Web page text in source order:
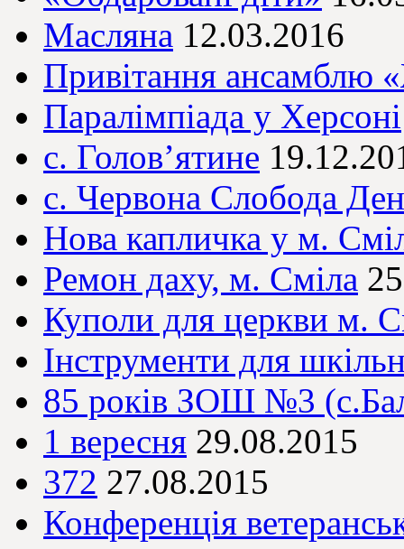
Масляна 12.03.2016
Привітання ансамблю
Паралімпіада у Херсоні
с. Голов’ятине
с. Червона Слобода
Нова капличка у м.
Ремон даху, м. Сміла
Куполи для церкви м.
Інструменти для
85 років ЗОШ №3
1 вересня 29.08.2015
372 27.08.2015
Конференція